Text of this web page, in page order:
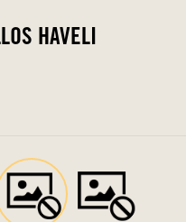
HAVELI